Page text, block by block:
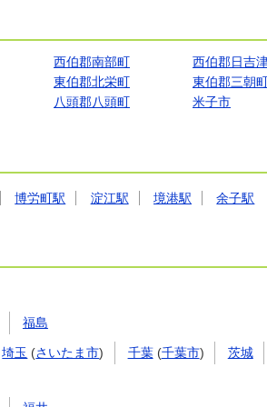
西伯郡南部町
西伯郡日吉
東伯郡北栄町
東伯郡三朝
八頭郡八頭町 米子市
博労町駅 淀江駅 境港駅 余子駅
福島
埼玉 (さいたま市) 千葉(千葉市) 茨城